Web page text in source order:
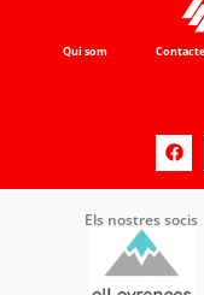
Qui som Contacte
Els nostres socis